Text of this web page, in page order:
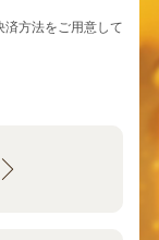
済方法をご用意して